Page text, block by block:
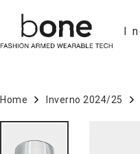
I
Home Inverno 2024/25